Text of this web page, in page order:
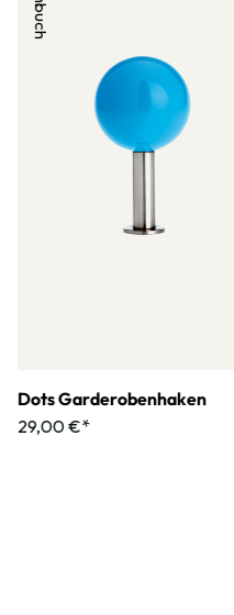
Dots Garderobenhaken
29,00 €*